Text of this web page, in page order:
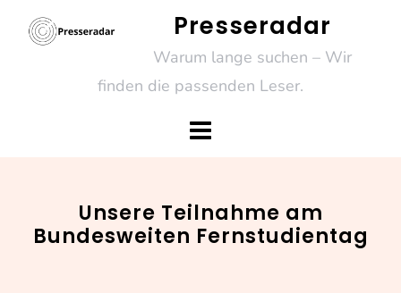
Presseradar
Warum lange suchen – Wir
finden die passenden Leser.
Unsere Teilnahme am
Bundesweiten Fernstudientag